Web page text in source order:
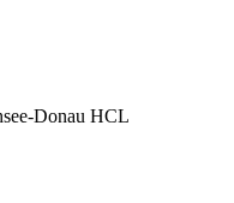
Donau HCL